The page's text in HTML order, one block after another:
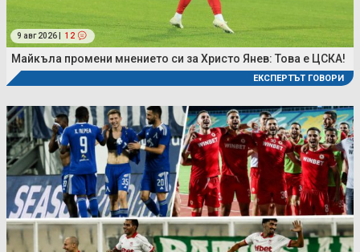
9 авг 2026 | 12
Майкъла промени мнението си за Христо Янев: Това е ЦСКА!
ЕКСПЕРТЪТ ГОВОРИ